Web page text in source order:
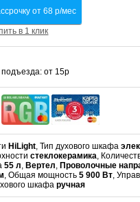
от 68 р/мес
в 1 клик
от 15р
HiLight, Тип духового шкафа
cтеклокерамика,
55 л, Вертел, Проволочные
, Общая мощность5 900 Вт,
шкафаручная